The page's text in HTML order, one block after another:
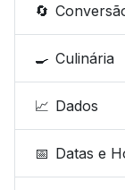
🔄
🍳 Culinária
📈 Dados
📅 Datas e